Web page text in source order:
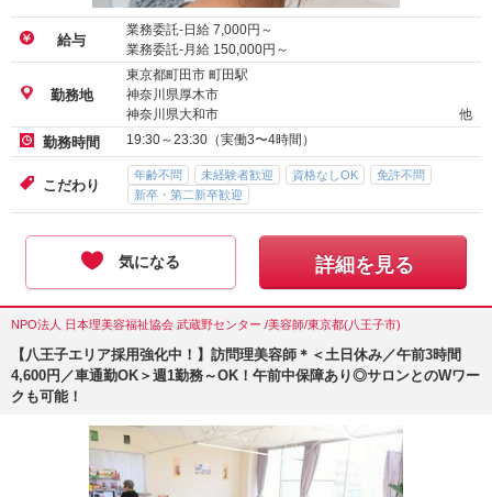
給与
業務委託-日給 7,000円～
業務委託-月給 150,000円～
勤務地
東京都町田市 町田駅
神奈川県厚木市
神奈川県大和市
他
勤務時間 19:30～23:30（実働3〜4時間）
こだわり
年齢不問 未経験者歓迎 資格なしOK
免許不問
新卒・第二新卒歓迎
気になる 詳細を見る
NPO法人 日本理美容福祉協会 武蔵野センター /美容師/東京都(八王子市)
【八王子エリア採用強化中！】訪問理美容師＊＜土日休み／午前3時間
4,600円／車通勤OK＞週1勤務～OK！午前中保障あり◎サロンとのWワー
クも可能！